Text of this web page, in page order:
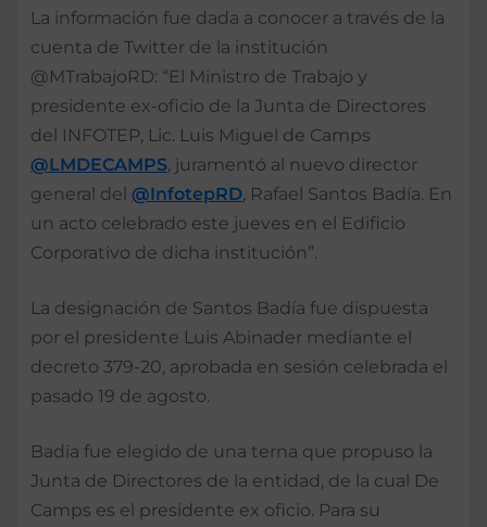
La información fue dada a conocer a través de la
cuenta de Twitter de la institución
@MTrabajoRD: “El Ministro de Trabajo y
presidente ex-oficio de la Junta de Directores
del INFOTEP, Lic. Luis Miguel de Camps
@LMDECAMPS, juramentó al nuevo director
general del @InfotepRD, Rafael Santos Badía. En
un acto celebrado este jueves en el Edificio
Corporativo de dicha institución”.
La designación de Santos Badía fue dispuesta
por el presidente Luis Abinader mediante el
decreto 379-20, aprobada en sesión celebrada el
pasado 19 de agosto.
Badía fue elegido de una terna que propuso la
Junta de Directores de la entidad, de la cual De
Camps es el presidente ex oficio. Para su